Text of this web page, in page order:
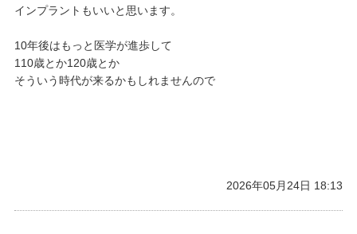
インプラントもいいと思います。
10年後はもっと医学が進歩して
110歳とか120歳とか
そういう時代が来るかもしれませんので
2026年05月24日 18:13